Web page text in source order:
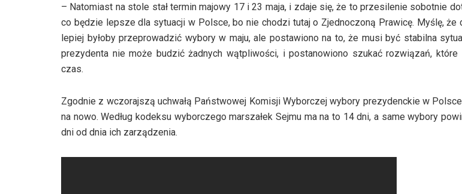
– Natomiast na stole stał termin majowy 17 i 23 maja, i zdaje się, że to przesilenie sobotnie
co będzie lepsze dla sytuacji w Polsce, bo nie chodzi tutaj o Zjednoczoną Prawicę. Myślę, że
lepiej byłoby przeprowadzić wybory w maju, ale postawiono na to, że musi być stabilna
prezydenta nie może budzić żadnych wątpliwości, i postanowiono szukać rozwiązań,
czas.
Zgodnie z wczorajszą uchwałą Państwowej Komisji Wyborczej wybory prezydenckie w
na nowo. Według kodeksu wyborczego marszałek Sejmu ma na to 14 dni, a same wybory
dni od dnia ich zarządzenia.